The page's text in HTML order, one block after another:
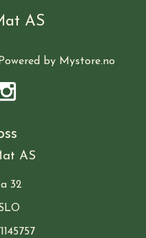
AS
by Mystore.no
AS
32